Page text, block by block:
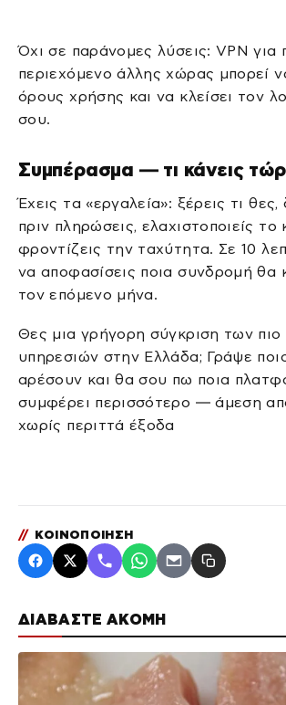
ΔΙΑΒΑΣΤΕ ΑΚΟΜΗ
Όχι σε παράνομες λύσεις: VPN για
περιεχόμενο άλλης χώρας μπορεί
όρους χρήσης και να κλείσει τον
σου.
Συμπέρασμα — τι κάνεις
Έχεις τα «εργαλεία»: ξέρεις τι θες,
πριν πληρώσεις, ελαχιστοποιείς το
φροντίζεις την ταχύτητα. Σε 10
να αποφασίσεις ποια συνδρομή θα
τον επόμενο μήνα.
Θες μια γρήγορη σύγκριση των
υπηρεσιών στην Ελλάδα; Γράψε
αρέσουν και θα σου πω ποια
συμφέρει περισσότερο — άμεση
χωρίς περιττά έξοδα
// ΚΟΙΝΟΠΟΙΗΣΗ